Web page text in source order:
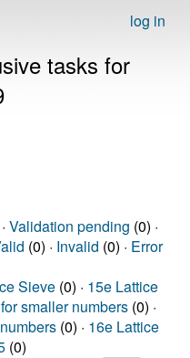
log in
tasks for
Validation pending (0) ·
(0) · Invalid (0) · Error
Sieve (0) · 15e Lattice
smaller numbers (0) ·
(0) · 16e Lattice
(0)